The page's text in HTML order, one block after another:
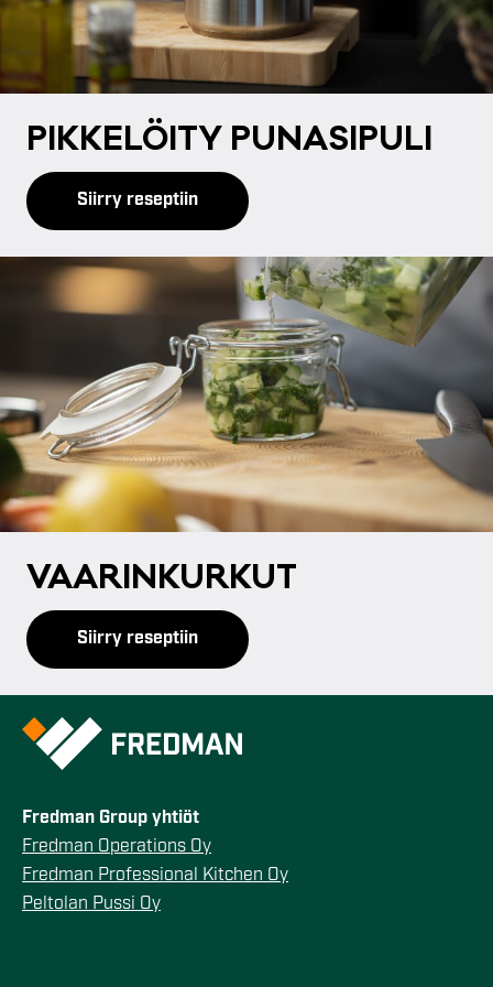
PIK­KE­LÖI­TY PU­NA­SI­PU­LI
Siirry reseptiin
VAA­RIN­KUR­KUT
Siirry reseptiin
Fredman Group yhtiöt
Fredman Operations Oy
Fredman Professional Kitchen Oy
Peltolan Pussi Oy